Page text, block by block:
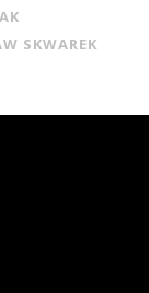
SKWAREK